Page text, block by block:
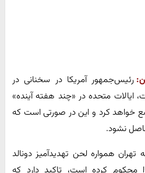
رئیس‌جمهور آمریکا در سخنانی در
ایالات متحده در «چند هفته آینده»
خواهد کرد و این در صورتی است که
نشود.
همواره لحن تهدیدآمیز دونالد
محکوم کرده است، تاکید دارد که